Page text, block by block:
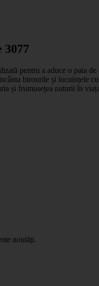
pentru a aduce o pata
birourile și locuințele
și frumusețea naturii în
noutăți.